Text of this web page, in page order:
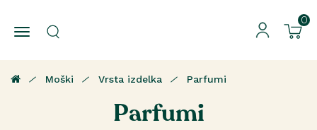
0
Moški Vrsta izdelka Parfumi
Parfumi